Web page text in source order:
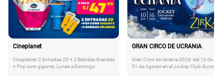
Cineplanet
Cineplanet: 2 Entradas 2D + 2 Bebidas Grandes
+ Pop corn gigante. Lunes a Domingo
GRAN CIRCO DE UCRANIA
Gran Circo de Ucrania 2026: del 10 de
31 de Agosto en el Jockey Club-Surco